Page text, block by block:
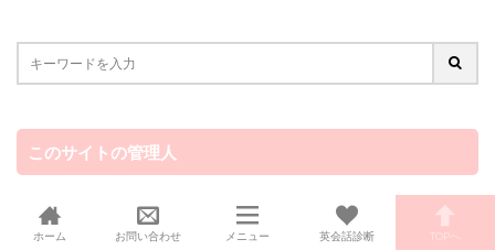
このサイトの管理人
ホーム お問い合わせ メニュー 英会話診断 TOPへ